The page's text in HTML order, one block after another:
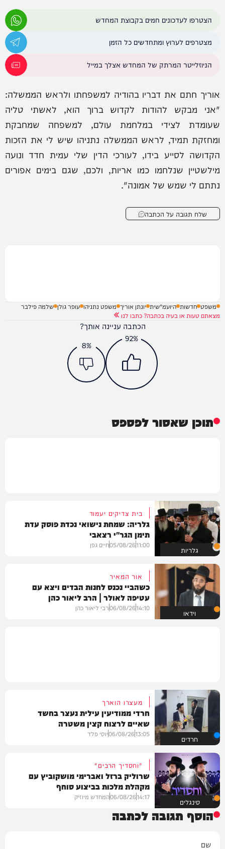
הצטרפו לעדכונים חמים בקבוצת המחדש
מצטרפים לערוץ ומתחדשים כל הזמן
הניוזלייטר המרתק של המחדש אצלך במייל
אוריך חתם את דבריו בהודיה למשפחתו ולראש הממשלה:
"אני מבקש להודות לקדוש ברוך הוא, לאשתי טליה
שעומדת לצידי במלחמת עולם, למשפחה שמחבקת
ומחזקת תמיד, לראש הממשלה נתניהו שיש לי את הזכות
הקדושה לסייע בידו, לעורכי הדין שלי עמית חדד ונועה
מילשטיין שנלחמו כמו אריות, ולכם, שגם בימים אפורים
נתתם לי שמש של אמונה".
שלח תגובה על הכתבה
משפט חדשות היועמ"שית יונתן אוריך משפט נתניהו עופר גולן שלמה פילבר
מצאתם טעות או בעיה בכתבה? כתבו לנו
הכתבה עניינה אותך?
92%
8%
תוכן שאסור לפספס
גלריות
בית צדיקים יעמוד
גלריה: שמחת נישואי נכדת פוסק עדת
תימן הגר"י רצאבי
11:00
05/08/26חיים גפן
וידאו
אור המאיר
כשהביי נכנס לחנות הבדים ויצא עם
עטיפה לאולר | הרב ליאור כהן
14:10
06/08/26רבי ליאור כהן
חרדים
מעצרו הוארך
חרדי ממודיעין עילית נעצר בחשד
שאיים לרצוח קצין משטרה
13:05
06/08/26יוסי פלד
סינגלים
"וחסדיך הרבים"
שרוליק ברזל ואברימי מושקוביץ עם
מקהלת מלכות בביצוע סוחף
14:17
06/08/26המחדש מיוזיק
הוסף תגובה לכתבה